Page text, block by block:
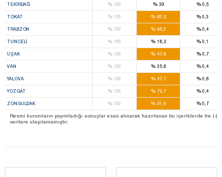
TEKIRDAĞ %100 % 39 %0,5
TOKAT %100 % 63,2 %0,3
TRABZON %100 % 65,3 %0,4
TUNCELI %100 % 16,2 %0,1
UŞAK %100 % 47,6 %0,7
VAN %100 % 35,6 %0,4
YALOVA %100 % 47,7 %0,6
YOZGAT %100 % 72,7 %0,4
ZONGULDAK %100 % 51,9 %0,7
Resmi kurumların yayımladığı sonuçlar esas alınarak hazırlanan bu içeriklerde tre
verilere ulaşılamamıştır.